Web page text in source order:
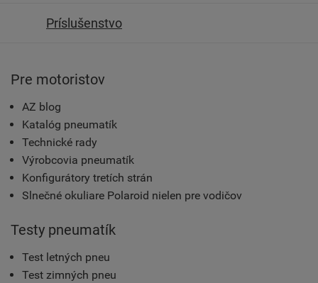
Príslušenstvo
Pre motoristov
AZ blog
Katalóg pneumatík
Technické rady
Výrobcovia pneumatík
Konfigurátory tretích strán
Slnečné okuliare Polaroid nielen pre vodičov
Testy pneumatík
Test letných pneu
Test zimných pneu